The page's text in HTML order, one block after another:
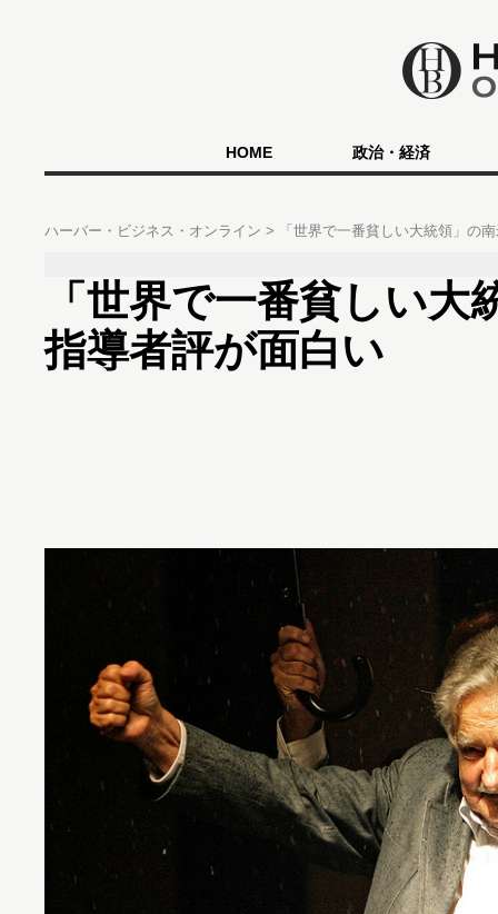
HOME 政治・経済
ハーバー・ビジネス・オンライン 「世界で一番貧しい大統領」の
「世界で一番貧しい大
指導者評が面白い